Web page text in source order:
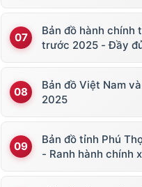
Bản đồ hành chính
trước 2025 - Đầy
Bản đồ Việt Nam
2025
Bản đồ tỉnh Phú
- Ranh hành chính